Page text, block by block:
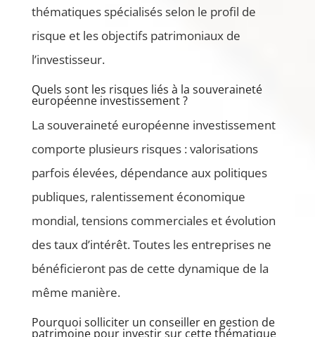
thématiques spécialisés selon le profil de
risque et les objectifs patrimoniaux de
l’investisseur.
Quels sont les risques liés à la souveraineté
européenne investissement ?
La souveraineté européenne investissement
comporte plusieurs risques : valorisations
parfois élevées, dépendance aux politiques
publiques, ralentissement économique
mondial, tensions commerciales et évolution
des taux d’intérêt. Toutes les entreprises ne
bénéficieront pas de cette dynamique de la
même manière.
Pourquoi solliciter un conseiller en gestion de
patrimoine pour investir sur cette thématique